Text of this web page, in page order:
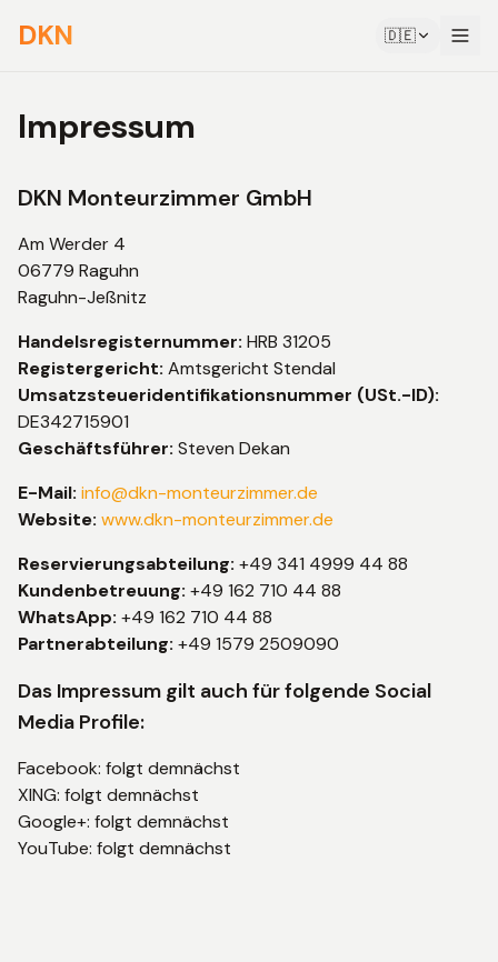
DKN 🇩🇪
Impressum
DKN Monteurzimmer GmbH
Am Werder 4
06779 Raguhn
Raguhn-Jeßnitz
Handelsregisternummer: HRB 31205
Registergericht: Amtsgericht Stendal
Umsatzsteueridentifikationsnummer (USt.-ID):
DE342715901
Geschäftsführer: Steven Dekan
E-Mail: info@dkn-monteurzimmer.de
Website: www.dkn-monteurzimmer.de
Reservierungsabteilung: +49 341 4999 44 88
Kundenbetreuung: +49 162 710 44 88
WhatsApp: +49 162 710 44 88
Partnerabteilung: +49 1579 2509090
Das Impressum gilt auch für folgende Social
Media Profile:
Facebook: folgt demnächst
XING: folgt demnächst
Google+: folgt demnächst
YouTube: folgt demnächst